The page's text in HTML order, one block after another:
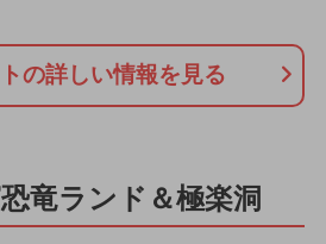
の詳しい情報を見る
竜ランド＆極楽洞